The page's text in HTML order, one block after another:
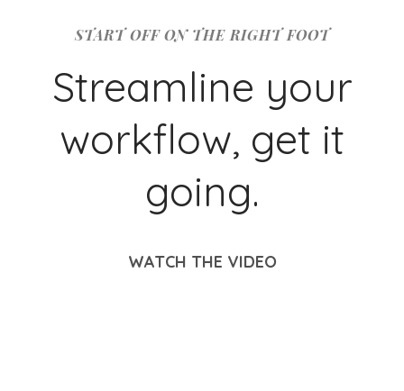
START OFF ON THE RIGHT FOOT
Streamline your
workflow, get it
going.
WATCH THE VIDEO